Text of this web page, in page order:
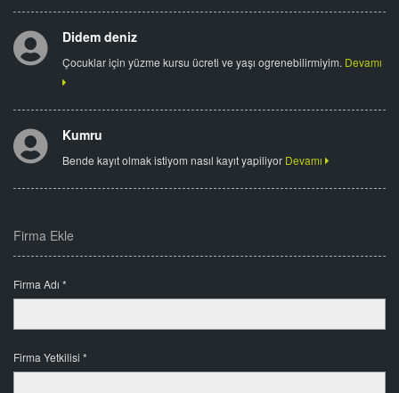
Didem deniz
Çocuklar için yüzme kursu ücreti ve yaşı ogrenebilirmiyim. Devamı
Kumru
Bende kayıt olmak istiyom nasıl kayıt yapiliyor Devamı
Firma Ekle
Firma Adı *
Firma Yetkilisi *